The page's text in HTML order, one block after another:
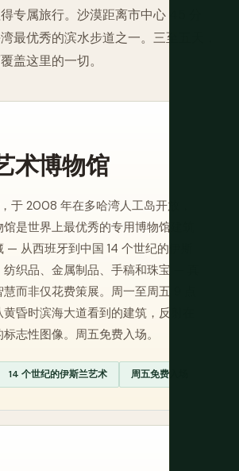
专属旅行。沙漠距离市中心 45 分
最优秀的滨水步道之一。三至五天，
盖这里的一切。
术博物馆
于 2008 年在多哈湾人工岛开放，
是世界上最优秀的专用博物馆建筑
— 从西班牙到中国 14 个世纪的伊斯
织品、金属制品、手稿和珠宝 — 真
而非仅花费策展。周一至周五 9 点
昏时滨海大道看到的建筑，反射在
志性图像。周五免费入场。
14 个世纪的伊斯兰艺术 周五免费入场